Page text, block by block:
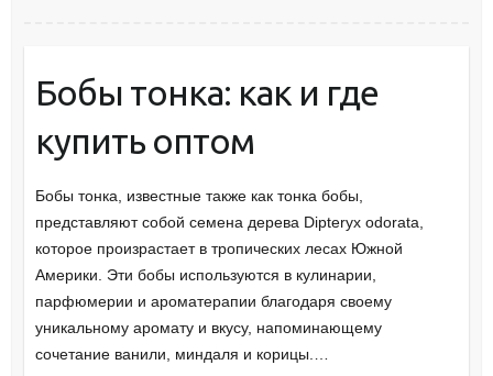
Бобы тонка: как и где
купить оптом
Бобы тонка, известные также как тонка бобы,
представляют собой семена дерева Dipteryx odorata,
которое произрастает в тропических лесах Южной
Америки. Эти бобы используются в кулинарии,
парфюмерии и ароматерапии благодаря своему
уникальному аромату и вкусу, напоминающему
сочетание ванили, миндаля и корицы.…